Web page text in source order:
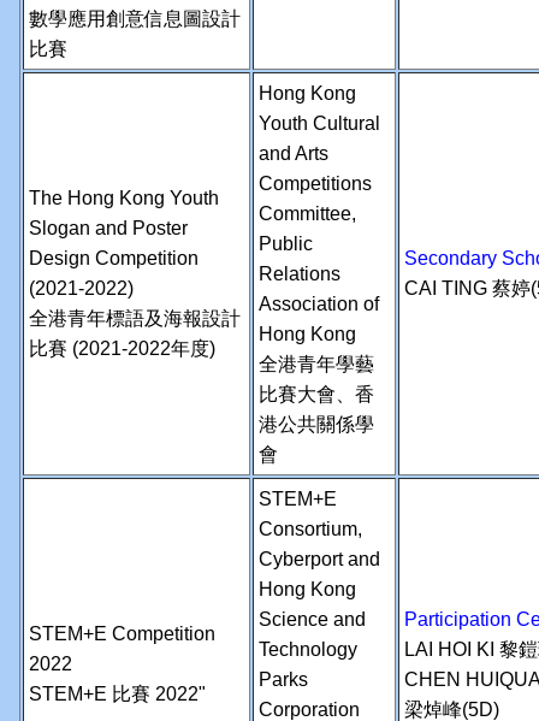
數學應用創意信息圖設計
比賽
The Hong Kong Youth
Slogan and Poster
Design Competition
(2021-2022)
全港青年標語及海報設計
比賽 (2021-2022年度)
Hong Kong
Youth Cultural
and Arts
Competitions
Committee,
Public
Relations
Association of
Hong Kong
全港青年學藝
比賽大會、香
港公共關係學
會
Secondary
CAI TING 蔡婷
STEM+E Competition
2022
STEM+E 比賽 2022"
STEM+E
Consortium,
Cyberport and
Hong Kong
Science and
Technology
Parks
Corporation
Participation
LAI HOI KI 黎
CHEN
梁焯峰(5D)